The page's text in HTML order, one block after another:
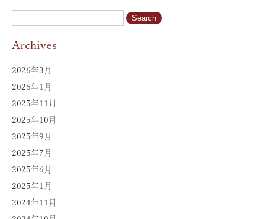
Archives
2026年3月
2026年1月
2025年11月
2025年10月
2025年9月
2025年7月
2025年6月
2025年1月
2024年11月